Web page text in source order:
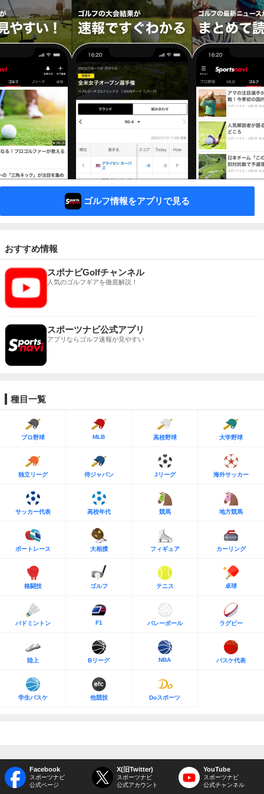
ゴルフ情報をアプリで見る
おすすめ情報
スポナビGolfチャンネル
人気のゴルフギアを徹底解説！
スポーツナビ公式アプリ
アプリならゴルフ速報が見やすい
種目一覧
プロ野球 MLB 高校野球 大学野球
独立リーグ 侍ジャパン Jリーグ 海外サッカー
サッカー代表 高校年代 競馬 地方競馬
ボートレース 大相撲 フィギュア カーリング
格闘技 ゴルフ テニス 卓球
バドミントン F1 バレーボール ラグビー
陸上 Bリーグ NBA バスケ代表
学生バスケ 他競技 Doスポーツ
Facebook
スポーツナビ
公式ページ
X(旧Twitter)
スポーツナビ
公式アカウント
YouTube
スポーツナビ
公式チャンネル